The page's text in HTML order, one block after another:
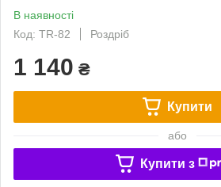
В наявності
Код: TR-82
Роздріб
1 140 ₴
Купити
або
Купити з